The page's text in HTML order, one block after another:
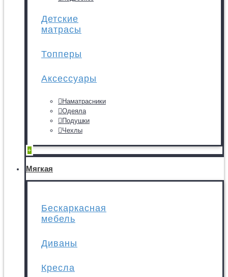
Детские
матрасы
Топперы
Аксессуары
Наматрасники
Одеяла
Подушки
Чехлы
+
Мягкая
Бескаркасная
мебель
Диваны
Кресла